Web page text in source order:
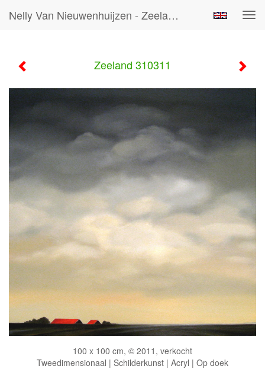
Nelly Van Nieuwenhuijzen - Zeeland 310311
Zeeland 310311
100 x 100 cm, © 2011, verkocht
Tweedimensionaal | Schilderkunst | Acryl | Op doek